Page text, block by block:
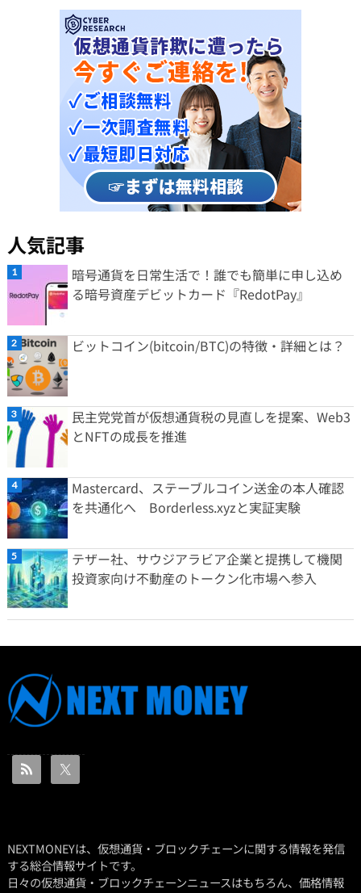
人気記事
暗号通貨を日常生活で！誰でも簡単に申し込め
る暗号資産デビットカード『RedotPay』
ビットコイン(bitcoin/BTC)の特徴・詳細とは？
民主党党首が仮想通貨税の見直しを提案、Web3
とNFTの成長を推進
Mastercard、ステーブルコイン送金の本人確認
を共通化へ Borderless.xyzと実証実験
テザー社、サウジアラビア企業と提携して機関
投資家向け不動産のトークン化市場へ参入
NEXTMONEYは、仮想通貨・ブロックチェーンに関する情報を発信
する総合情報サイトです。
日々の仮想通貨・ブロックチェーンニュースはもちろん、価格情報